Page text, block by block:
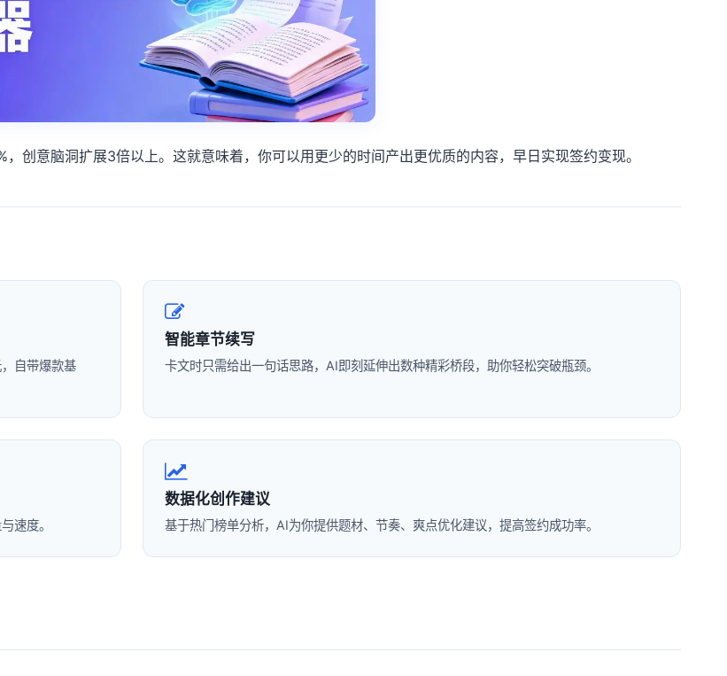
创意脑洞扩展3倍以上。这就意味着，你可以用更少的时间产出更优质的内容，早日实现签约变现。
自带爆款基
智能章节续写
卡文时只需给出一句话思路，AI即刻延伸出数种精彩桥段，助你轻松突破瓶颈。
速度。
数据化创作建议
基于热门榜单分析，AI为你提供题材、节奏、爽点优化建议，提高签约成功率。